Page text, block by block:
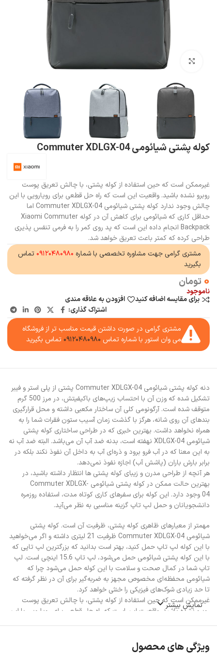
بزرگنمایی تصویر
کوله پشتی شیائومی Commuter XDLGX-04
غیرممکن است که حین استفاده از کوله پشتی، با چالش تعریق پوست
روبرو نشده باشید. واقعیت این است که راه حل قطعی برای رویارویی با این
چالش وجود ندارد کوله پشتی شیائومی Commuter XDLGX-04 اما
حداقل کاری که شیائومی برای کاهش آن در کوله Xiaomi Commuter
Backpack انجام داده این است که پد روی کمر را به فرمی تنفس پذیری
طراحی کرده که کمتر باعث تعریق خواهد شد.
مشتری گرامی جهت مشاوره تخصصی با شماره ۰۹۱۲۰۴۸۰۹۸۰ تماس
بگیرید
0 تومان
ناموجود
برای مقایسه اضافه کنید
افزودن به علاقه مندی
اشتراک گذاری:
مشتری گرامی در صورت داشتن قیمت مناسب تر از فروشگاه
می وان استور با شماره تماس ۰۹۱۲۰۴۸۰۹۸۰ تماس بگیرید
دنه کوله پشتی شیائومی Commuter XDLGX-04 پشتی از پلی استر و فیبر
تشکیل شده که وزن آن با احتساب زیپ‌های باکیفیتش، در مرز 500 گرم
متوقف شده است. آرگونومی کلی آن ساختار مکعبی داشته و محل قرارگیری
بندهای آن روی شانه، هرگز با گذشت زمان آسیب ستون فقرات شما را به
همراه نخواهد داشت. بهترین خبری که در طراحی ساختاری کوله پشتی
شیائومی XDLGX-04 نهفته است، بدنه ضد آب آن می‌باشد. البته ضد آب نه
به این معنا که در آب فرو برود و ذره‌ای آب به داخل آن نفوذ نکند بلکه در
برابر بارش باران (پاشش آب) اجازه نفوذ نمی‌دهد.
هر آنچه از طراحی مدرن و زیبای کوله پشتی ها انتظار داشته باشید، در
بهترین حالت ممکن در کوله پشتی شیائومی Commuter XDLGX-
04 وجود دارد. این کوله برای سفرهای کاری کوتاه مدت، استفاده روزمره
دانشجویانان و حمل لپ تاپ گزینه مناسبی به نظر می‌آید.
مهمتر از معیارهای ظاهری کوله پشتی، ظرفیت آن است. کوله پشتی
شیائومی Commuter XDLGX-04 ظرفیت 21 لیتری داشته و اگر می‌خواهید
با این کوله لپ تاپ حمل کنید، بهتر است بدانید که بزرگترین لپ تاپی که
با این کوله پشتی شیائومی حمل می‌شود، لپ تاپ 15.6 اینچی است. لپ
تاپ شما در کمال صحت و سلامت با این کوله حمل می‌شود چرا که
شیائومی محفظه‌ای مخصوص مجهز به ضربه‌گیر برای آن در نظر گرفته که
تا حد زیادی شوک‌های فیزیکی را خنثی خواهد کرد.
غیرممکن است که حین استفاده از کوله پشتی، با چالش تعریق پوست
روبرو نشده باشید. واقعیت این است که راه حل قطعی برای رویارویی با این
فرمی تنفس پذیری طراحی کرده که کمتر باعث تعریق خواهد شد.
نمایش بیشتر
ویژگی های محصول